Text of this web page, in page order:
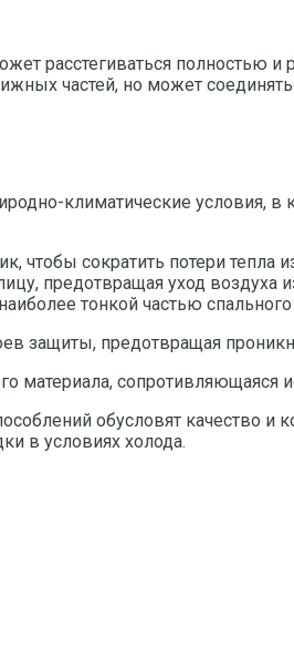
расстегиваться полностью и
частей, но может
климатические условия,
чтобы сократить потери
предотвращая уход воздуха
тонкой частью
защиты, предотвращая
материала, сопротивляющаяся
обусловят качество
в условиях холода.